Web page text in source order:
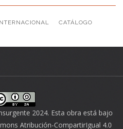
CATÁLOGO
2024. Esta obra está bajo
Atribución-CompartirIgual 4.0